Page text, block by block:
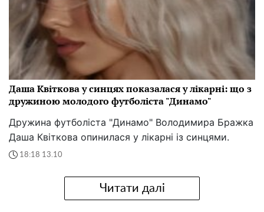
Даша Квіткова у синцях показалася у лікарні: що з
дружиною молодого футболіста "Динамо"
Дружина футболіста "Динамо" Володимира Бражка
Даша Квіткова опинилася у лікарні із синцями.
18:18 13.10
Читати далі